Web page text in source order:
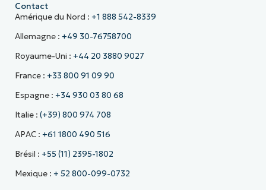
Contact
Amérique du Nord : +1 888 542-8339
Allemagne : +49 30-76758700
Royaume-Uni : +44 20 3880 9027
France : +33 800 91 09 90
Espagne : +34 930 03 80 68
Italie : (+39) 800 974 708
APAC : +61 1800 490 516
Brésil : +55 (11) 2395-1802
Mexique : + 52 800-099-0732